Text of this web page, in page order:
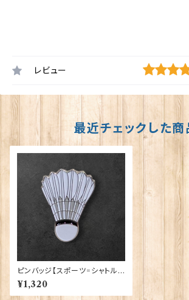
レビュー
最近チェックした商
ピンバッジ【スポーツ=シャトル】
Cadogan 90040-XJKB13-4
9
¥1,320